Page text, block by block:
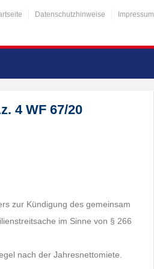
Datenschutzhinweise Impressum
4 WF 67/20
zur Kündigung des gemeinsam
im Sinne von § 266
nach der Jahresnettomiete.